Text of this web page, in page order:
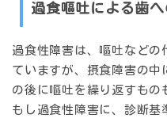
過食嘔吐による歯へ
過食性障害は、嘔吐など
ていますが、摂食障害の
の後に嘔吐を繰り返すもの
もし過食性障害に、診断基